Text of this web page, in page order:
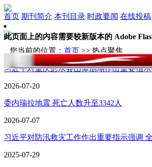
首页 期刊简介 本刊目录 时政要闻 在线投稿
此页面上的内容需要较新版本的 Adobe
您当前的位置： 首页 >> 热点聚焦
习近平对重庆彭水县山体崩塌作出重要指
2026-07-20
委内瑞拉地震 死亡人数升至3342人
2026-07-07
习近平对防汛救灾工作作出重要指示强调
2025-07-29